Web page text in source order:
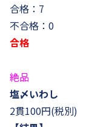
合格：7
不合格：0
合格
絶品
塩〆いわし
2貫100円(税別)